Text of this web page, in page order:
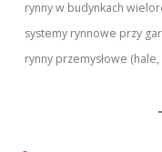
rynny w budynkach
systemy rynnowe przy
rynny przemysłowe